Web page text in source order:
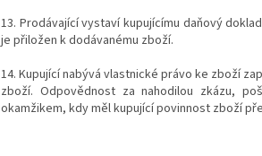
13. Prodávající vystaví kupujícímu daňový
je přiložen k dodávanému zboží.
14. Kupující nabývá vlastnické právo ke zboží
zboží. Odpovědnost za nahodilou zkázu,
okamžikem, kdy měl kupující povinnost zboží